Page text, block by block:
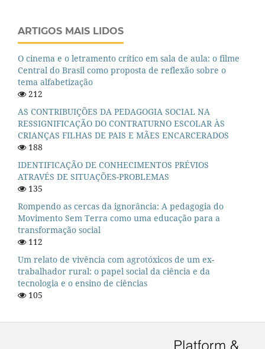
ARTIGOS MAIS LIDOS
O cinema e o letramento crítico em sala de aula: o filme
Central do Brasil como proposta de reflexão sobre o
tema alfabetização
212
AS CONTRIBUIÇÕES DA PEDAGOGIA SOCIAL NA
RESSIGNIFICAÇÃO DO CONTRATURNO ESCOLAR ÀS
CRIANÇAS FILHAS DE PAIS E MÃES ENCARCERADOS
188
IDENTIFICAÇÃO DE CONHECIMENTOS PRÉVIOS
ATRAVÉS DE SITUAÇÕES-PROBLEMAS
135
Rompendo as cercas da ignorância: A pedagogia do
Movimento Sem Terra como uma educação para a
transformação social
112
Um relato de vivência com agrotóxicos de um ex-
trabalhador rural: o papel social da ciência e da
tecnologia e o ensino de ciências
105